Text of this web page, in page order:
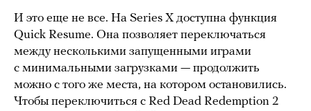
И это еще не все. На Series X доступна функция
Quick Resume. Она позволяет переключаться
между несколькими запущенными играми
с минимальными загрузками — продолжить
можно с того же места, на котором остановились.
Чтобы переключиться с Red Dead Redemption 2